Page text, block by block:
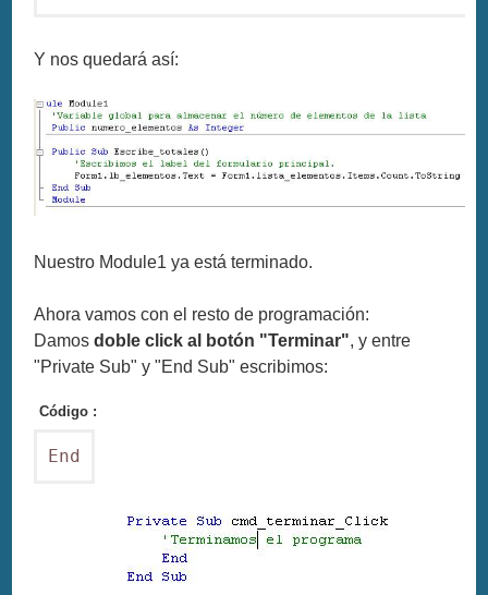
Y nos quedará así:
Nuestro Module1 ya está terminado.
Ahora vamos con el resto de programación:
Damosdoble click al botón "Terminar", y entre
"Private Sub" y "End Sub" escribimos:
Código :
End